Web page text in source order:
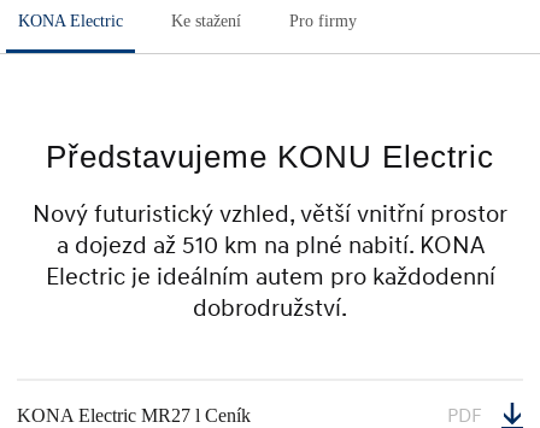
KONA Electric Ke stažení Pro firmy
Představujeme KONU Electric
Nový futuristický vzhled, větší vnitřní prostor
a dojezd až 510 km na plné nabití. KONA
Electric je ideálním autem pro každodenní
dobrodružství.
KONA Electric MR27 l Ceník PDF